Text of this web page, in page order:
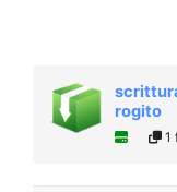
rogito
1